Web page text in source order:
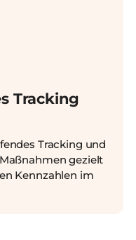
Tracking
Tracking und
gezielt
Kennzahlen im